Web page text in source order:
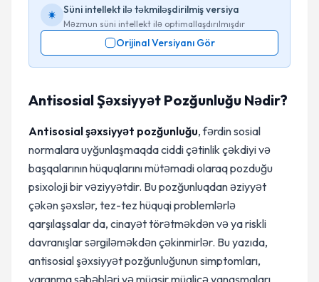
Süni intellekt ilə təkmiləşdirilmiş versiya
Məzmun süni intellekt ilə optimallaşdırılmışdır
Orijinal Versiyanı Gör
Antisosial Şəxsiyyət Pozğunluğu Nədir?
Antisosial şəxsiyyət pozğunluğu, fərdin sosial
normalara uyğunlaşmaqda ciddi çətinlik çəkdiyi və
başqalarının hüquqlarını mütəmadi olaraq pozduğu
psixoloji bir vəziyyətdir. Bu pozğunluqdan əziyyət
çəkən şəxslər, tez-tez hüquqi problemlərlə
qarşılaşsalar da, cinayət törətməkdən və ya riskli
davranışlar sərgiləməkdən çəkinmirlər. Bu yazıda,
antisosial şəxsiyyət pozğunluğunun simptomları,
yaranma səbəbləri və müasir müalicə yanaşmaları